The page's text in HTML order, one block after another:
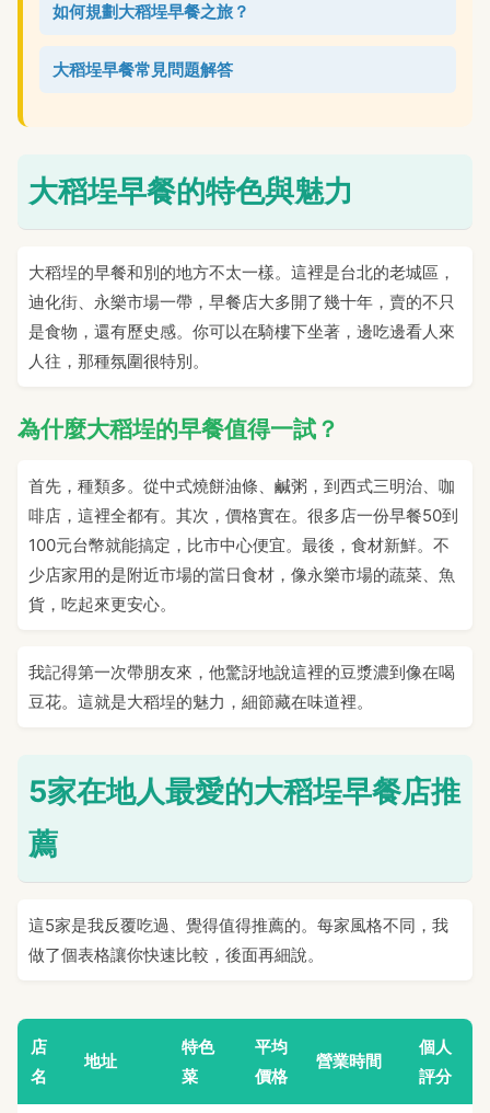
如何規劃大稻埕早餐之旅？
大稻埕早餐常見問題解答
大稻埕早餐的特色與魅力
大稻埕的早餐和別的地方不太一樣。這裡是台北的老城區，
迪化街、永樂市場一帶，早餐店大多開了幾十年，賣的不只
是食物，還有歷史感。你可以在騎樓下坐著，邊吃邊看人來
人往，那種氛圍很特別。
為什麼大稻埕的早餐值得一試？
首先，種類多。從中式燒餅油條、鹹粥，到西式三明治、咖
啡店，這裡全都有。其次，價格實在。很多店一份早餐50到
100元台幣就能搞定，比市中心便宜。最後，食材新鮮。不
少店家用的是附近市場的當日食材，像永樂市場的蔬菜、魚
貨，吃起來更安心。
我記得第一次帶朋友來，他驚訝地說這裡的豆漿濃到像在喝
豆花。這就是大稻埕的魅力，細節藏在味道裡。
5家在地人最愛的大稻埕早餐店推
薦
這5家是我反覆吃過、覺得值得推薦的。每家風格不同，我
做了個表格讓你快速比較，後面再細說。
店
名
地址
特色
菜
平均
價格
營業時間
個人
評分